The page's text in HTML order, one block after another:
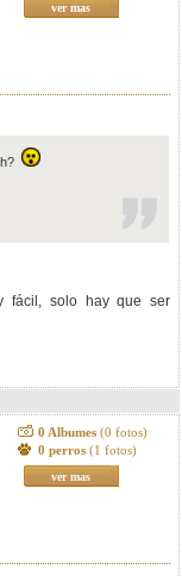
ver mas
fácil, solo hay que ser
0 Albumes (0 fotos)
0 perros (1 fotos)
ver mas